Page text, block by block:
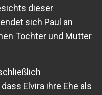
dieser
sich Paul an
Tochter und Mutter
Elvira ihre Ehe als